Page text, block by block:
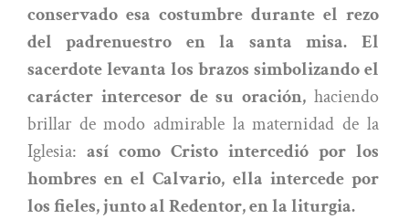
conservado esa costumbre durante el rezo
del padrenuestro en la santa misa. El
sacerdote levanta los brazos simbolizando el
carácter intercesor de su oración, haciendo
brillar de modo admirable la maternidad de la
Iglesia: así como Cristo intercedió por los
hombres en el Calvario, ella intercede por
los fieles, junto al Redentor, en la liturgia.